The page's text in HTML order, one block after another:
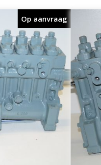
Op aanvraag